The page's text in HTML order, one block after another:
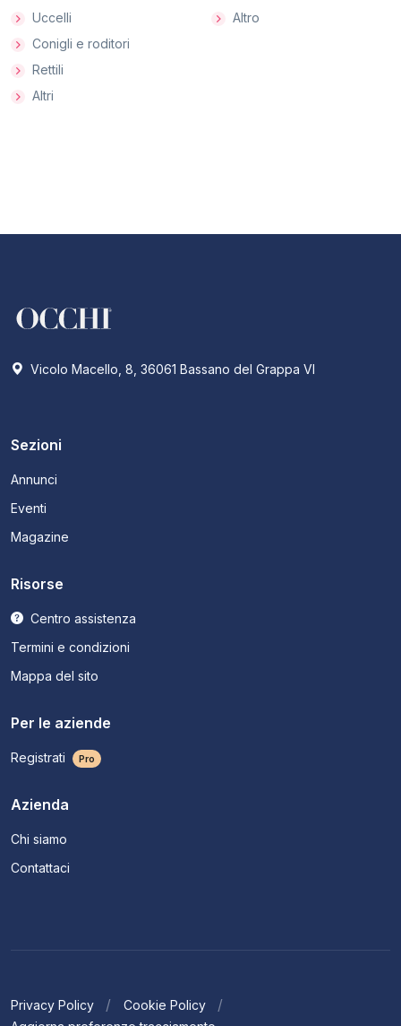
Uccelli
Conigli e roditori
Rettili
Altri
Altro
Vicolo Macello, 8, 36061 Bassano del Grappa VI
Sezioni
Annunci
Eventi
Magazine
Risorse
Centro assistenza
Termini e condizioni
Mappa del sito
Per le aziende
Registrati Pro
Azienda
Chi siamo
Contattaci
Privacy Policy
Cookie Policy